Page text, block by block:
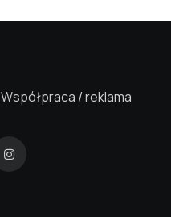
Współpraca / reklama